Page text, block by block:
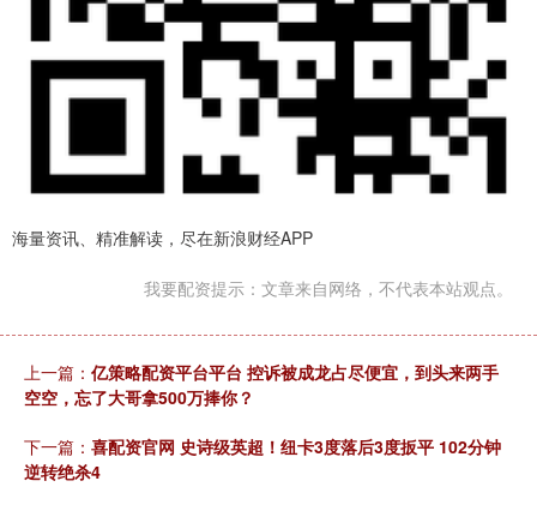
海量资讯、精准解读，尽在新浪财经APP
我要配资提示：文章来自网络，不代表本站观点。
上一篇： 亿策略配资平台平台 控诉被成龙占尽便宜，到头来两手
空空，忘了大哥拿500万捧你？
下一篇： 喜配资官网 史诗级英超！纽卡3度落后3度扳平 102分钟
逆转绝杀4